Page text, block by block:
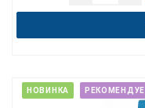
НОВИНКА